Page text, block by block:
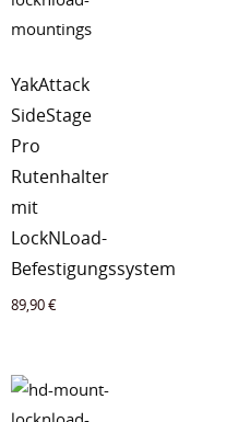
YakAttack
SideStage
Pro
Rutenhalter
mit
LockNLoad-
Befestigungssystem
89,90€